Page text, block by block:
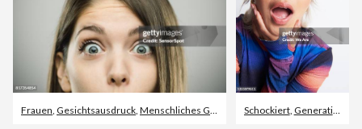
Frauen Gesichtsausdruck Menschliches Gesicht Schockiert, Generation Z